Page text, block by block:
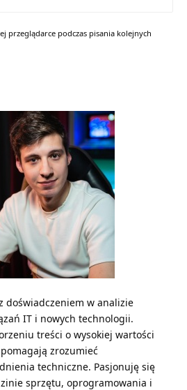
przeglądarce podczas pisania kolejnych
doświadczeniem w analizie
IT i nowych technologii.
treści o wysokiej wartości
zrozumieć
techniczne. Pasjonuję się
sprzętu, oprogramowania i